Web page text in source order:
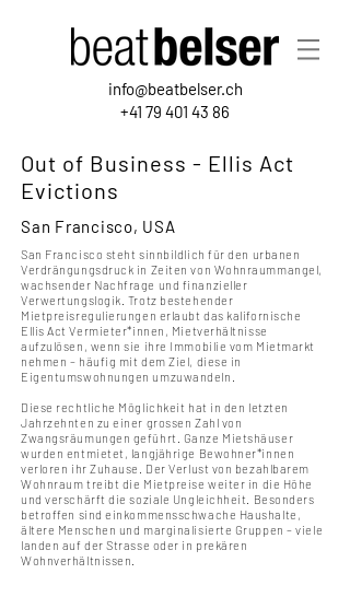
info@beatbelser.ch
+41 79 401 43 86
Out of Business - Ellis Act
Evictions
San Francisco, USA
San Francisco steht sinnbildlich für den urbanen
Verdrängungsdruck in Zeiten von Wohnraummangel,
wachsender Nachfrage und finanzieller
Verwertungslogik. Trotz bestehender
Mietpreisregulierungen erlaubt das kalifornische
Ellis Act Vermieter*innen, Mietverhältnisse
aufzulösen, wenn sie ihre Immobilie vom Mietmarkt
nehmen – häufig mit dem Ziel, diese in
Eigentumswohnungen umzuwandeln.
Diese rechtliche Möglichkeit hat in den letzten
Jahrzehnten zu einer grossen Zahl von
Zwangsräumungen geführt. Ganze Mietshäuser
wurden entmietet, langjährige Bewohner*innen
verloren ihr Zuhause. Der Verlust von bezahlbarem
Wohnraum treibt die Mietpreise weiter in die Höhe
und verschärft die soziale Ungleichheit. Besonders
betroffen sind einkommensschwache Haushalte,
ältere Menschen und marginalisierte Gruppen – viele
landen auf der Strasse oder in prekären
Wohnverhältnissen.